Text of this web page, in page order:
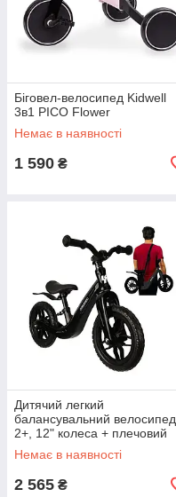
Біговел-велосипед Kidwell
3в1 PICO Flower
Немає в наявності
1 590 ₴
Дитячий легкий
балансувальний велосипед
2+, 12" колеса + плечовий
ремінь Kruzzel 25767
Немає в наявності
2 565 ₴